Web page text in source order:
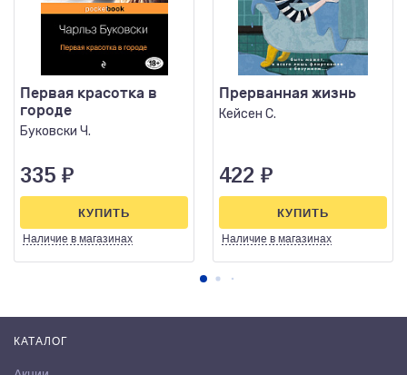
Первая красотка в
городе
Буковски Ч.
335 ₽
Наличие в магазинах
КУПИТЬ
Прерванная жизнь
Кейсен С.
422 ₽
Наличие в магазинах
КУПИТЬ
КАТАЛОГ